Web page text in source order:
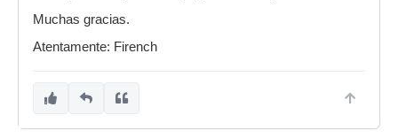
Muchas gracias.
Atentamente: Firench